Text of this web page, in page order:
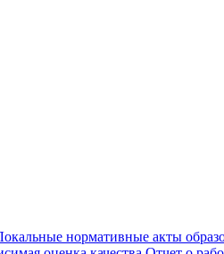
нормативные акты